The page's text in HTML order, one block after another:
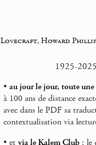
Lovecraft, Howard
1925-
• au jour le jour, toute
à 100 ans de distance
avec dans le PDF sa
contextualisation via
• et via le Kalem Club : le